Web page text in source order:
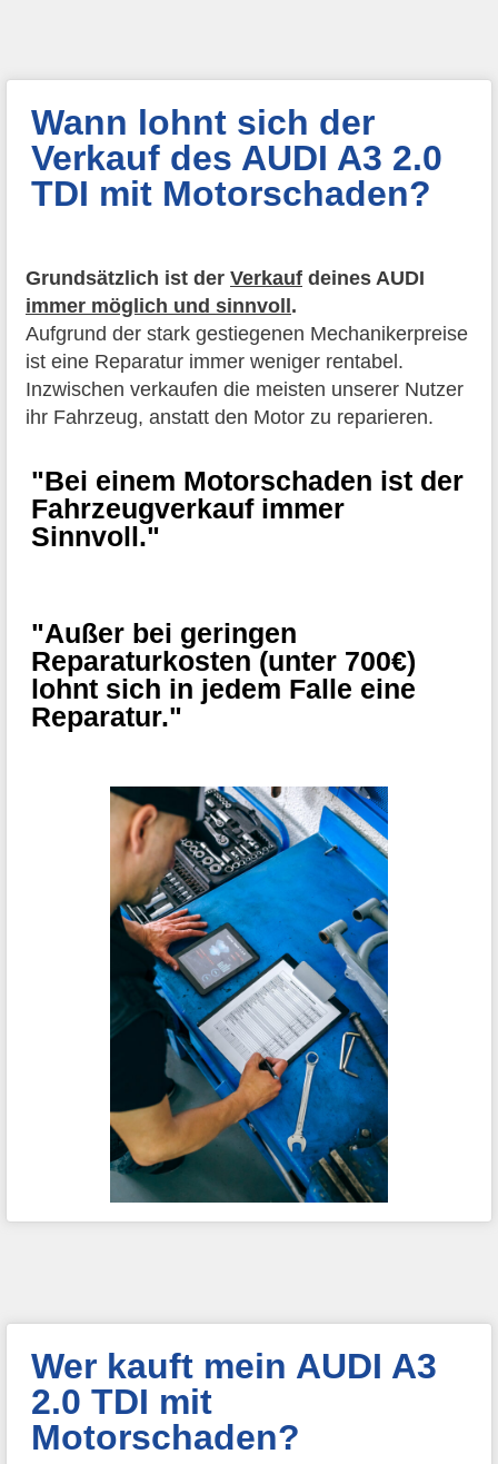
Wann lohnt sich der
Verkauf des AUDI A3 2.0
TDI mit Motorschaden?
Grundsätzlich ist der Verkauf deines AUDI
immer möglich und sinnvoll .
Aufgrund der stark gestiegenen Mechanikerpreise
ist eine Reparatur immer weniger rentabel.
Inzwischen verkaufen die meisten unserer Nutzer
ihr Fahrzeug, anstatt den Motor zu reparieren.
"Bei einem Motorschaden ist der
Fahrzeugverkauf immer
Sinnvoll."
"Außer bei geringen
Reparaturkosten (unter 700€)
lohnt sich in jedem Falle eine
Reparatur."
Wer kauft mein AUDI A3
2.0 TDI mit
Motorschaden?